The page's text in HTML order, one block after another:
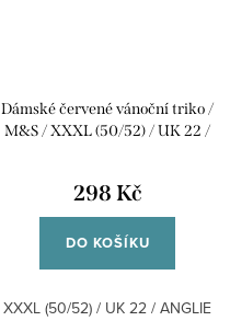
Dámské červené vánoční triko /
M&S / XXXL (50/52) / UK 22 /
298 Kč
DO KOŠÍKU
XXXL (50/52) / UK 22 / ANGLIE